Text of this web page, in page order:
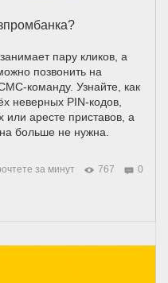
пару кликов, а
позвонить на
команду. Узнайте, как
неверных PIN-кодов,
или аресте приставов, а
больше не нужна.
за минут 767 0